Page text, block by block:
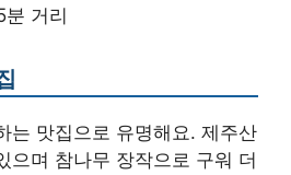
거리
는 맛집으로 유명해요. 제주산
으며 참나무 장작으로 구워 더